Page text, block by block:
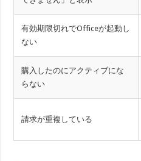
有効期限切れでOfficeが起動し
ない
購入したのにアクティブにな
らない
請求が重複している